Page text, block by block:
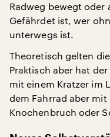
Radweg bewegt oder
Gefährdet ist, wer
unterwegs ist.
Theoretisch gelten
Praktisch aber hat
mit einem Kratzer im
dem Fahrrad aber
Knochenbruch oder